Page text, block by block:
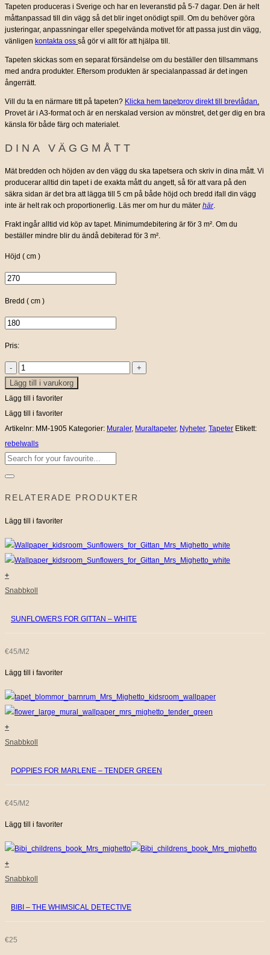
Tapeten produceras i Sverige och har en leveranstid på 5-7 dagar. Den är helt
måttanpassad till din vägg så det blir inget onödigt spill. Om du behöver göra
justeringar, anpassningar eller spegelvända motivet för att passa just din vägg,
vänligen kontakta oss så gör vi allt för att hjälpa till.
Tapeten skickas som en separat försändelse om du beställer den tillsammans
med andra produkter. Eftersom produkten är specialanpassad är det ingen
ångerrätt.
Vill du ta en närmare titt på tapeten? Klicka hem tapetprov direkt till brevlådan.
Provet är i A3-format och är en nerskalad version av mönstret, det ger dig en bra
känsla för både färg och materialet.
DINA VÄGGMÅTT
Mät bredden och höjden av den vägg du ska tapetsera och skriv in dina mått. Vi
producerar alltid din tapet i de exakta mått du angett, så för att vara på den
säkra sidan är det bra att lägga till 5 cm på både höjd och bredd ifall din vägg
inte är helt rak och proportionerlig. Läs mer om hur du mäter här.
Frakt ingår alltid vid köp av tapet. Minimumdebitering är för 3 m². Om du
beställer mindre blir du ändå debiterad för 3 m².
Höjd ( cm )
Bredd ( cm )
Pris:
Acorn
Forest
Day
mängd
Lägg till i varukorg
Lägg till i favoriter
Lägg till i favoriter
Artikelnr: MM-1905 Kategorier: Muraler, Muraltapeter, Nyheter, Tapeter Etikett:
rebelwalls
Sök
efter:
RELATERADE PRODUKTER
Lägg till i favoriter
+
Snabbkoll
SUNFLOWERS FOR GITTAN – WHITE
€45/M2
Lägg till i favoriter
+
Snabbkoll
POPPIES FOR MARLENE – TENDER GREEN
€45/M2
Lägg till i favoriter
+
Snabbkoll
BIBI – THE WHIMSICAL DETECTIVE
€25